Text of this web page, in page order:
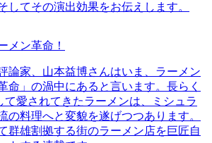
してその演出効果をお伝えします。
メン革命！
論家、山本益博さんはいま、ラーメン
命」の渦中にあると言います。長らく
て愛されてきたラーメンは、ミシュラ
の料理へと変貌を遂げつつあります。
群雄割拠する街のラーメン店を巨匠自